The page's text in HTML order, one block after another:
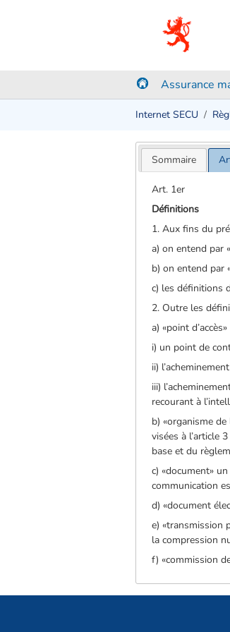
Assurance
Internet SECU
Sommaire
Art. 1er
Définitions
1. Aux fins du
a) on entend par
b) on entend par
c) les définitions
2. Outre les
a) «point
i) un point de
ii)
iii)
recourant à
b) «organisme
visées à l’article
base et du
c) «document»
communication
d) «document
e) «transmission
la compression
f) «commission